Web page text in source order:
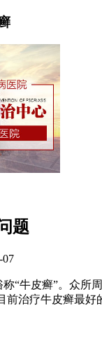
题
“牛皮癣”。众
前治疗牛皮癣最